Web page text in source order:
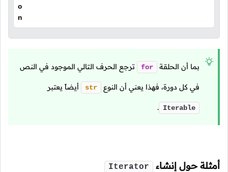
o
n
بما أن الحلقة for ترجع الحرف التالي الموجود في النص
في كل دورة، فهذا يعني أن النوع str أيضاً يعتبر
Iterable
.
أمثلة حول إنشاء Iterator